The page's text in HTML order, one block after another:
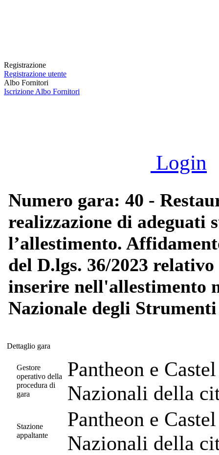
Registrazione
Registrazione utente
Albo Fornitori
Iscrizione Albo Fornitori
Login
Numero gara: 40 -
realizzazione di adeguati
l’allestimento.
del D.lgs. 36/2023
inserire nell'allestimento
Nazionale degli
Dettaglio gara
Gestore
operativo della
procedura di
gara
Pantheon e
Nazionali della
Stazione
appaltante
Pantheon e
Nazionali della